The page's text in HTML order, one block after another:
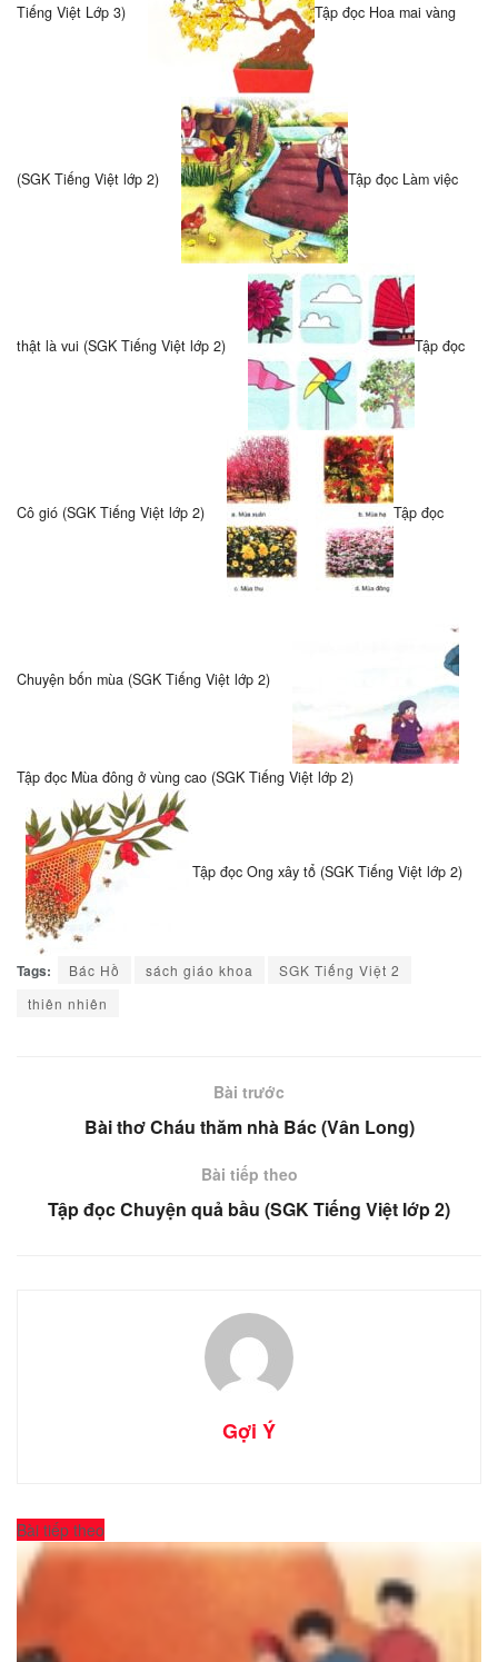
Tiếng Việt Lớp 3) Tập đọc Hoa mai vàng
(SGK Tiếng Việt lớp 2) Tập đọc Làm việc
thật là vui (SGK Tiếng Việt lớp 2) Tập đọc
Cô gió (SGK Tiếng Việt lớp 2) Tập đọc
Chuyện bốn mùa (SGK Tiếng Việt lớp 2)
Tập đọc Mùa đông ở vùng cao (SGK Tiếng Việt lớp 2)
Tập đọc Ong xây tổ (SGK Tiếng Việt lớp 2)
Tags: Bác Hồ sách giáo khoa
SGK Tiếng Việt 2
thiên nhiên
Bài trước
Bài thơ Cháu thăm nhà Bác (Vân Long)
Bài tiếp theo
Tập đọc Chuyện quả bầu (SGK Tiếng Việt lớp 2)
Gợi Ý
Bài tiếp theo